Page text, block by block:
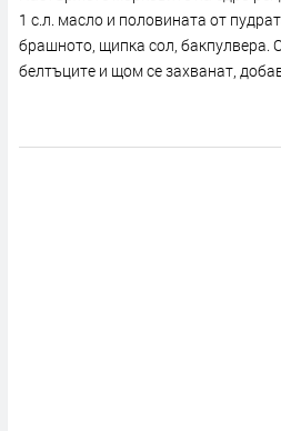
1 с.л. масло и половината от
брашното, щипка сол, бакпулвера.
белтъците и щом се захванат,